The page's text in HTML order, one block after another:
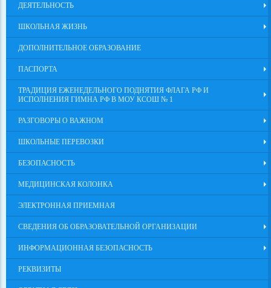
ДЕЯТЕЛЬНОСТЬ
ШКОЛЬНАЯ ЖИЗНЬ
ДОПОЛНИТЕЛЬНОЕ ОБРАЗОВАНИЕ
ПАСПОРТА
ТРАДИЦИЯ ЕЖЕНЕДЕЛЬНОГО ПОДНЯТИЯ ФЛАГА РФ И
ИСПОЛНЕНИЯ ГИМНА РФ В МОУ КСОШ № 1
РАЗГОВОРЫ О ВАЖНОМ
ШКОЛЬНЫЕ ПЕРЕВОЗКИ
БЕЗОПАСНОСТЬ
МЕДИЦИНСКАЯ КОЛОНКА
ЭЛЕКТРОННАЯ ПРИЕМНАЯ
СВЕДЕНИЯ ОБ ОБРАЗОВАТЕЛЬНОЙ ОРГАНИЗАЦИИ
ИНФОРМАЦИОННАЯ БЕЗОПАСНОСТЬ
РЕКВИЗИТЫ